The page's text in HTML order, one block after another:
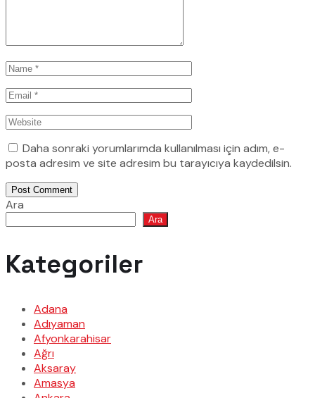
Daha sonraki yorumlarımda kullanılması için adım, e-
posta adresim ve site adresim bu tarayıcıya kaydedilsin.
Post Comment
Ara
Ara
Kategoriler
Adana
Adıyaman
Afyonkarahisar
Ağrı
Aksaray
Amasya